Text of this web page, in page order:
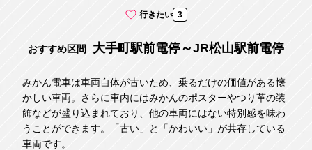
行きたい 3
おすすめ区間 大手町駅前電停～JR松山駅前電停
みかん電車は車両自体が古いため、乗るだけの価値がある懐
かしい車両。さらに車内にはみかんのポスターやつり革の装
飾などが盛り込まれており、他の車両にはない特別感を味わ
うことができます。「古い」と「かわいい」が共存している
車両です。